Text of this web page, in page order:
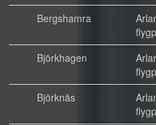
Bergshamra
Björkhagen
Björknäs